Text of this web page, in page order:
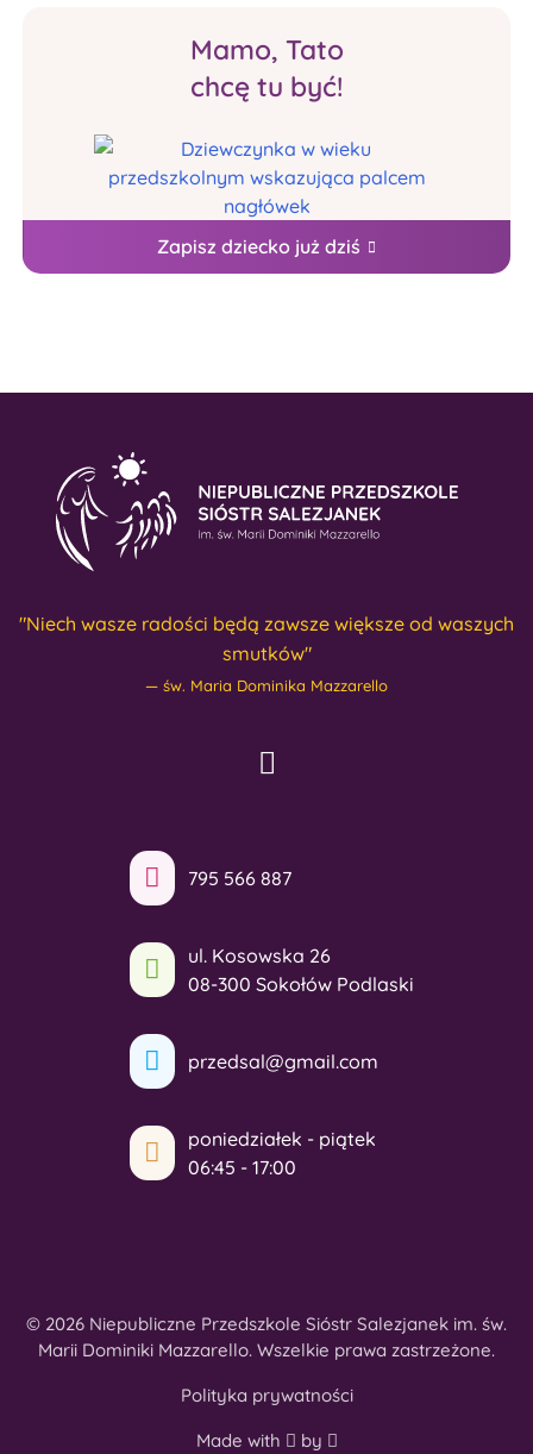
Mamo, Tato
chcę tu być!
Zapisz dziecko już dziś
"Niech wasze radości będą zawsze większe od waszych
smutków"
św. Maria Dominika Mazzarello
795 566 887
ul. Kosowska 26
08-300 Sokołów Podlaski
przedsal@gmail.com
poniedziałek - piątek
06:45 - 17:00
© 2026 Niepubliczne Przedszkole Sióstr Salezjanek im. św.
Marii Dominiki Mazzarello. Wszelkie prawa zastrzeżone.
Polityka prywatności
Made with
by